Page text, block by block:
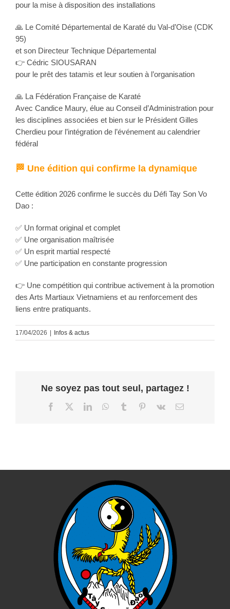
pour la mise à disposition des installations
🙏 Le Comité Départemental de Karaté du Val-d’Oise (CDK
95)
et son Directeur Technique Départemental
👉 Cédric SIOUSARAN
pour le prêt des tatamis et leur soutien à l’organisation
🙏 La Fédération Française de Karaté
Avec Candice Maury, élue au Conseil d’Administration pour
les disciplines associées et bien sur le Président Gilles
Cherdieu pour l’intégration de l’événement au calendrier
fédéral
🏁 Une édition qui confirme la dynamique
Cette édition 2026 confirme le succès du Défi Tay Son Vo
Dao :
✅ Un format original et complet
✅ Une organisation maîtrisée
✅ Un esprit martial respecté
✅ Une participation en constante progression
👉 Une compétition qui contribue activement à la promotion
des Arts Martiaux Vietnamiens et au renforcement des
liens entre pratiquants.
17/04/2026 | Infos & actus
Ne soyez pas tout seul, partagez !
Facebook LinkedInWhatsApp
Tumblr Pinterest
Vk Email